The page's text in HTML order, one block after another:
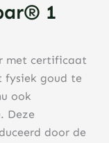
1
met certificaat
fysiek goud te
ook
Deze
door de